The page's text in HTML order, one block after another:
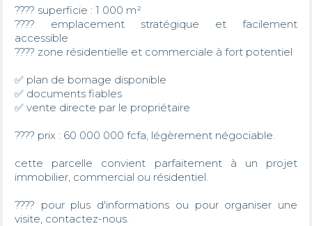
???? superficie : 1 000 m²
???? emplacement stratégique et facilement
accessible
???? zone résidentielle et commerciale à fort potentiel
✅ plan de bornage disponible
✅ documents fiables
✅ vente directe par le propriétaire
???? prix : 60 000 000 fcfa, légèrement négociable.
cette parcelle convient parfaitement à un projet
immobilier, commercial ou résidentiel.
???? pour plus d'informations ou pour organiser une
visite, contactez-nous.